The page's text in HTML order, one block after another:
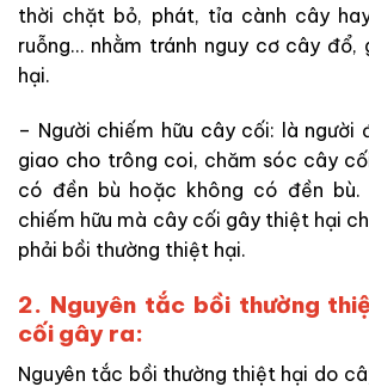
thời chặt bỏ, phát, tỉa cành cây
ruỗng… nhằm tránh nguy cơ cây
hại.
– Người chiếm hữu cây cối: là người
giao cho trông coi, chăm sóc cây
có đền bù hoặc không có đền bù.
chiếm hữu mà cây cối gây thiệt hại
phải bồi thường thiệt hại.
2. Nguyên tắc bồi thường
cối gây ra:
Nguyên tắc bồi thường thiệt hại do